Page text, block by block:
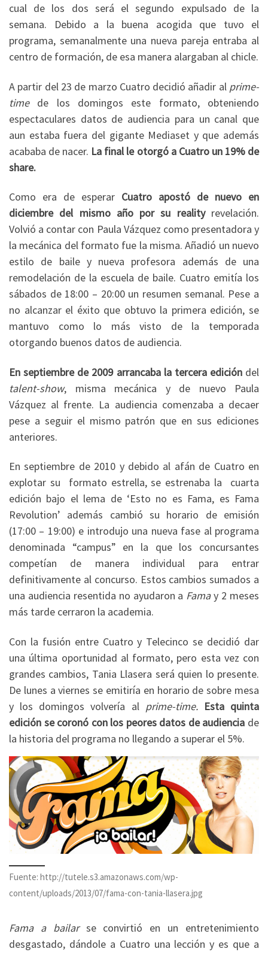
cual de los dos será el segundo expulsado de la
semana. Debido a la buena acogida que tuvo el
programa, semanalmente una nueva pareja entraba al
centro de formación, de esa manera alargaban al chicle.
A partir del 23 de marzo Cuatro decidió añadir al prime-
timede los domingos este formato, obteniendo
espectaculares datos de audiencia para un canal que
aun estaba fuera del gigante Mediaset y que además
acababa de nacer. La final le otorgó a Cuatro un 19% de
share.
Como era de esperar Cuatro apostó de nuevo en
diciembre del mismo año por su realityrevelación.
Volvió a contar con Paula Vázquez como presentadora y
la mecánica del formato fue la misma. Añadió un nuevo
estilo de baile y nueva profesora además de una
remodelación de la escuela de baile. Cuatro emitía los
sábados de 18:00 – 20:00 un resumen semanal. Pese a
no alcanzar el éxito que obtuvo la primera edición, se
mantuvo como lo más visto de la temporada
otorgando buenos datos de audiencia.
En septiembre de 2009 arrancaba la tercera edicióndel
talent-show, misma mecánica y de nuevo Paula
Vázquez al frente. La audiencia comenzaba a decaer
pese a seguir el mismo patrón que en sus ediciones
anteriores.
En septiembre de 2010 y debido al afán de Cuatro en
explotar su formato estrella, se estrenaba la cuarta
edición bajo el lema de ‘Esto no es Fama, es Fama
Revolution’ además cambió su horario de emisión
(17:00 – 19:00) e introdujo una nueva fase al programa
denominada “campus” en la que los concursantes
competían de manera individual para entrar
definitivamente al concurso. Estos cambios sumados a
una audiencia resentida no ayudaron a Famay 2 meses
más tarde cerraron la academia.
Con la fusión entre Cuatro y Telecinco se decidió dar
una última oportunidad al formato, pero esta vez con
grandes cambios, Tania Llasera será quien lo presente.
De lunes a viernes se emitiría en horario de sobre mesa
y los domingos volvería al prime-time. Esta quinta
edición se coronó con los peores datos de audiencia de
la historia del programa no llegando a superar el 5%.
Fuente: http://tutele.s3.amazonaws.com/wp-
content/uploads/2013/07/fama-con-tania-llasera.jpg
Fama a bailarse convirtió en un entretenimiento
desgastado, dándole a Cuatro una lección y es que a